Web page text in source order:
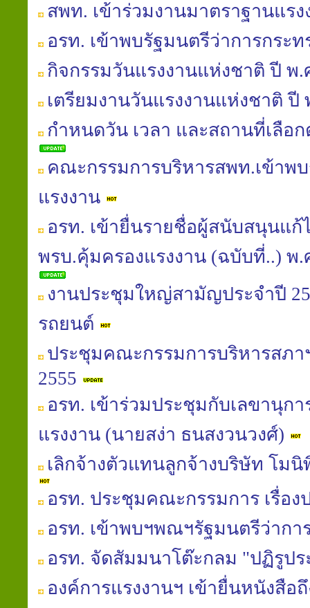
สพท. เข้าร่วมงานมาตราฐานแร
อรท. เข้าพบรัฐมนตรีว่าการกระท
กิจกรรมวันแรงงานแห่งชาติ ปี พ.
เตรียมงานวันแรงงานแห่งชาติ ปี
กำหนดวัน เวลา และสถานที่เลือ
คณะกรรมการบริหารสพท.เข้าพ
แรงงาน
อรท. เข้ายื่นรายชื่อผู้สนับสนุนแก้
พรบ.คุ้มครองแรงงาน (ฉบับที่..) พ.
งานประชุมใหญ่สามัญประจำปี
รถยนต์
ประชุมคณะกรรมการบริหารสภา
2555
อรท. เข้าร่วมประชุมกับเลขานุก
แรงงาน (นายสง่า ธนสงวนวงศ์)
เลิกจ้างตัวแทนลูกจ้างบริษัท โม
อรท. ประชุมคณะกรรมการ เรื่อ
อรท. เข้าพบฯพณฯรัฐมนตรีว่ากา
อรท. จัดสัมมนาโต๊ะกลม "ปฏิรูป
องค์การแรงงานฯ เข้ายื่นหนังสือ